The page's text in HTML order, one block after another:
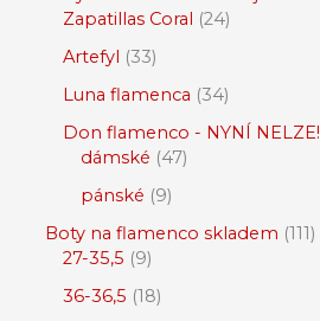
Zapatillas Coral 24
Artefyl 33
Luna flamenca 34
Don flamenco - NYNÍ NELZE!
dámské 47
pánské 9
Boty na flamenco skladem 111
27-35,5 9
36-36,5 18